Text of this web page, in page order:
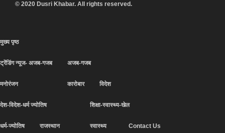
© 2020 Dusri Khabar. All rights reserved.
मुख्य पृष्ठ
ट्रेंडिंग न्यूज- अजब-गजब
मनोरंजन
अजब-गजब
कारोबार विदेश
देश-विदेश-धर्म ज्योतिष
धर्म-ज्योतिष राजस्थान
शिक्षा-स्वास्थ्य-खेल
स्वास्थ्य Contact Us